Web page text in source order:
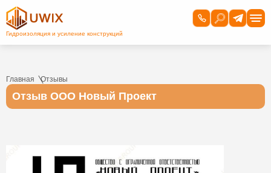
Главная Отзывы
Отзыв ООО Новый Проект